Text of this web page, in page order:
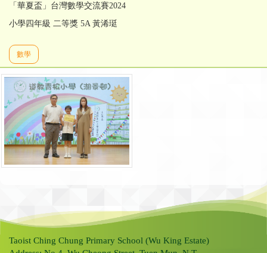
「華夏盃」台灣數學交流賽2024
小學四年級 二等獎 5A 黃浠珽
數學
Taoist Ching Chung Primary School (Wu King Estate)